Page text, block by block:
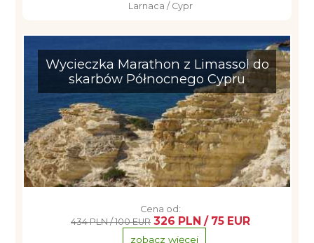
Larnaca / Cypr
Wycieczka Marathon z Limassol do
skarbów Północnego Cypru
Cena od:
434 PLN / 100 EUR 326 PLN / 75 EUR
zobacz więcej